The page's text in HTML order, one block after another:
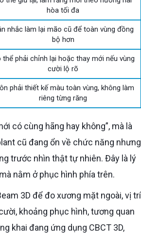
hòa tối đa
nhắc làm lại mão cũ để toàn vùng đồng
bộ hơn
thể phải chỉnh lại hoặc thay mới nếu vùng
cười lộ rõ
phải thiết kế màu toàn vùng, không làm
riêng từng răng
cũ đang ổn về chức năng nhưng
trước nhìn thật tự nhiên. Đây là lý
nằm ở phục hình phía trên.
khoảng phục hình, tương quan
khai đang ứng dụng CBCT 3D,